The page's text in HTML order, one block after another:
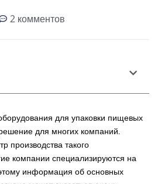
2 комментов
для упаковки пищевых
для многих компаний.
производства такого
компании специализируются на
информация об основных